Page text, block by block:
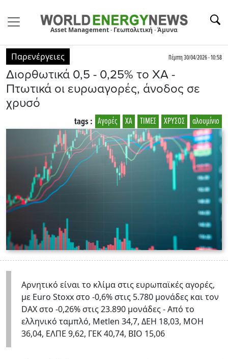
Asset Management · Γεωπολιτική · Άμυνα
Παρενέργειες Πέμπτη 30/04/2026 - 10:58
Διορθωτικά 0,5 - 0,25% το ΧΑ -
Πτωτικά οι ευρωαγορές, άνοδος σε
χρυσό
αλουμίνιο
ΧΡΥΣΟΣ
ΤΙΜΕΣ
ΧΑ
Αγορές
tags :
Αρνητικό είναι το κλίμα στις ευρωπαϊκές αγορές,
με Euro Stoxx στο -0,6% στις 5.780 μονάδες και τον
DAX στο -0,26% στις 23.890 μονάδες - Από το
ελληνικό ταμπλό, Metlen 34,7, ΔΕΗ 18,03, ΜΟΗ
36,04, ΕΛΠΕ 9,62, ΓΕΚ 40,74, ΒΙΟ 15,06